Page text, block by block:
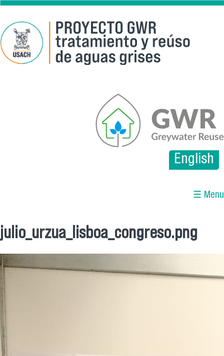
Pasar al contenido principal
English
☰ Menu
Se encuentra usted aquí
julio_urzua_lisboa_congreso.png